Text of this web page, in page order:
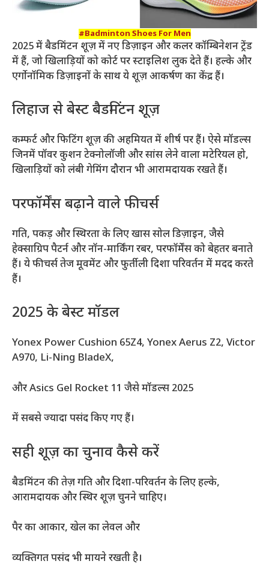
#Badminton Shoes For Men
2025 में बैडमिंटन शूज़ में नए डिज़ाइन और कलर कॉम्बिनेशन ट्रेंड
में हैं, जो खिलाड़ियों को कोर्ट पर स्टाइलिश लुक देते हैं। हल्के और
एर्गोनॉमिक डिज़ाइनों के साथ ये शूज़ आकर्षण का केंद्र हैं।
लिहाज से बेस्ट बैडमिंटन शूज़
कम्फर्ट और फिटिंग शूज़ की अहमियत में शीर्ष पर हैं। ऐसे मॉडल्स
जिनमें पॉवर कुशन टेक्नोलॉजी और सांस लेने वाला मटेरियल हो,
खिलाड़ियों को लंबी गेमिंग दौरान भी आरामदायक रखते हैं।
परफॉर्मेंस बढ़ाने वाले फीचर्स
गति, पकड़ और स्थिरता के लिए खास सोल डिज़ाइन, जैसे
हेक्साग्रिप पैटर्न और नॉन-मार्किंग रबर, परफॉर्मेंस को बेहतर बनाते
हैं। ये फीचर्स तेज मूवमेंट और फुर्तीली दिशा परिवर्तन में मदद करते
हैं।
2025 के बेस्ट मॉडल
Yonex Power Cushion 65Z4, Yonex Aerus Z2, Victor
A970, Li-Ning BladeX,
और Asics Gel Rocket 11 जैसे मॉडल्स 2025
में सबसे ज्यादा पसंद किए गए हैं।
सही शूज़ का चुनाव कैसे करें
बैडमिंटन की तेज़ गति और दिशा-परिवर्तन के लिए हल्के,
आरामदायक और स्थिर शूज़ चुनने चाहिए।
पैर का आकार, खेल का लेवल और
व्यक्तिगत पसंद भी मायने रखती है।